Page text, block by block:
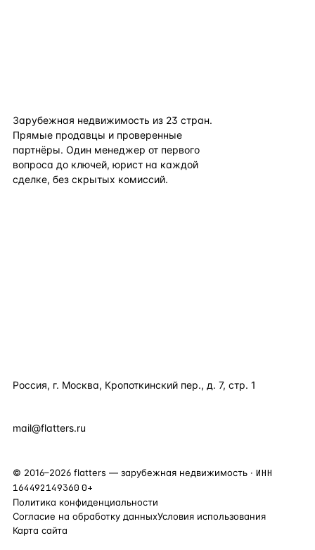
Зарубежная недвижимость из 23 стран.
Прямые продавцы и проверенные
партнёры. Один менеджер от первого
вопроса до ключей, юрист на каждой
сделке, без скрытых комиссий.
Россия, г. Москва, Кропоткинский пер., д. 7, стр. 1
mail@flatters.ru
© 2016–2026 flatters — зарубежная недвижимость · ИНН
164492149360 0+
Политика конфиденциальности
Согласие на обработку данныхУсловия использования
Карта сайта